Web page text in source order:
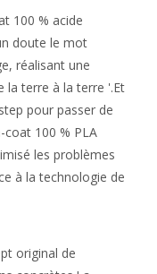
100 % acide
doute le mot
réalisant une
la terre à la terre '.Et
pour passer de
100 % PLA
les problèmes
à la technologie de
original de